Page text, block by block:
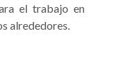
el trabajo en
alrededores.